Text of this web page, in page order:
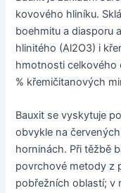
kovového hliníku.
boehmitu a diasporu
hlinitého (Al2O3) i
hmotnosti celkového
% křemičitanových
Bauxit se vyskytuje
obvykle na
horninách. Při těžbě
povrchové metody z
pobřežních oblastí; v